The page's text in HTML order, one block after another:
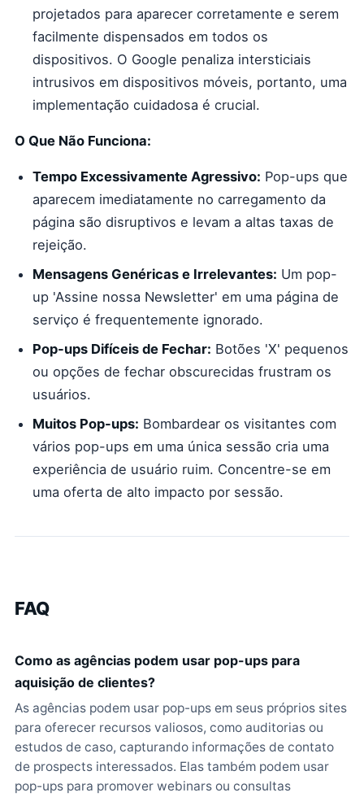
projetados para aparecer corretamente e serem
facilmente dispensados em todos os
dispositivos. O Google penaliza intersticiais
intrusivos em dispositivos móveis, portanto, uma
implementação cuidadosa é crucial.
O Que Não Funciona:
Tempo Excessivamente Agressivo: Pop-ups que
aparecem imediatamente no carregamento da
página são disruptivos e levam a altas taxas de
rejeição.
Mensagens Genéricas e Irrelevantes: Um pop-
up 'Assine nossa Newsletter' em uma página de
serviço é frequentemente ignorado.
Pop-ups Difíceis de Fechar: Botões 'X' pequenos
ou opções de fechar obscurecidas frustram os
usuários.
Muitos Pop-ups: Bombardear os visitantes com
vários pop-ups em uma única sessão cria uma
experiência de usuário ruim. Concentre-se em
uma oferta de alto impacto por sessão.
FAQ
Como as agências podem usar pop-ups para
aquisição de clientes?
As agências podem usar pop-ups em seus próprios sites
para oferecer recursos valiosos, como auditorias ou
estudos de caso, capturando informações de contato
de prospects interessados. Elas também podem usar
pop-ups para promover webinars ou consultas